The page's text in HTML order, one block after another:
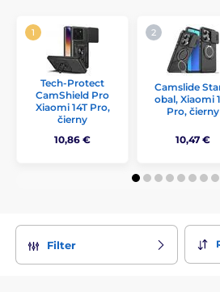
Tech-Protect
CamShield Pro
Xiaomi 14T Pro,
čierny
10,86 €
Camslide
obal, Xiaomi
Pro, čierny
10,47 €
Filter